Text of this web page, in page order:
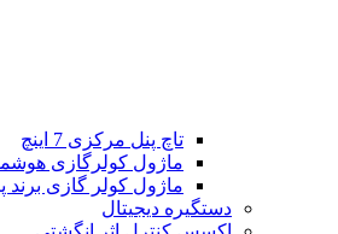
تاچ پنل مرکزی 7 اینچ
ماژول کولرگازی
ماژول کولر گازی برند
دستگیره دیجیتال